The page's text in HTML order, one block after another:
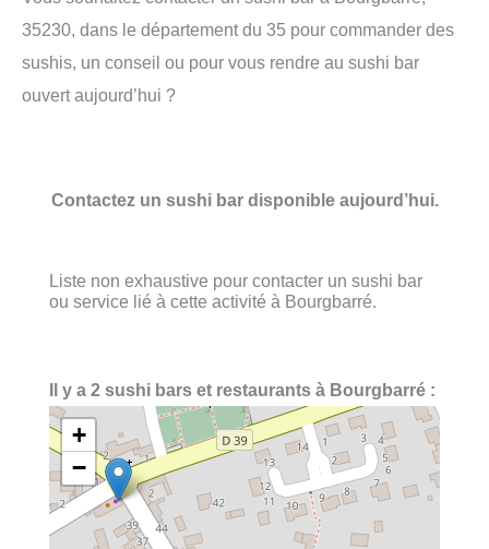
35230, dans le département du 35 pour commander des
sushis, un conseil ou pour vous rendre au sushi bar
ouvert aujourd’hui ?
Contactez un sushi bar disponible aujourd’hui.
Liste non exhaustive pour contacter un sushi bar
ou service lié à cette activité à Bourgbarré.
Il y a 2 sushi bars et restaurants à Bourgbarré :
+
−